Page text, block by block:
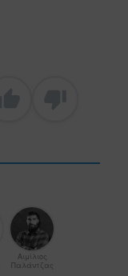
Αιμίλιος
Παλάντζας